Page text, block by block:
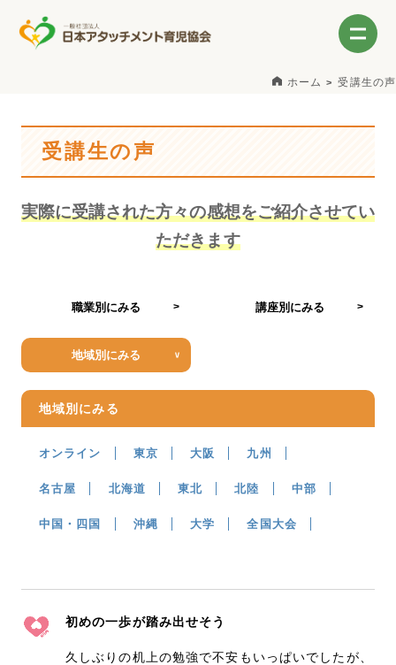
ホーム 受講生の声
受講生の声
実際に受講された方々の感想をご紹介させてい
ただきます
職業別にみる 講座別にみる
地域別にみる
地域別にみる
オンライン 東京 大阪 九州
名古屋 北海道 東北 北陸 中部
中国・四国 沖縄 大学 全国大会
初めの一歩が踏み出せそう
久しぶりの机上の勉強で不安もいっぱいでしたが、